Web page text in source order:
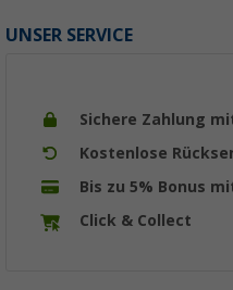
UNSER SERVICE
Sichere Zahlung
Kostenlose
Bis zu 5% Bonus
Click & Collect